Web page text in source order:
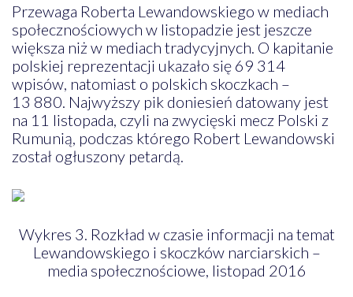
Przewaga Roberta Lewandowskiego w mediach
społecznościowych w listopadzie jest jeszcze
większa niż w mediach tradycyjnych. O kapitanie
polskiej reprezentacji ukazało się 69 314
wpisów, natomiast o polskich skoczkach –
13 880. Najwyższy pik doniesień datowany jest
na 11 listopada, czyli na zwycięski mecz Polski z
Rumunią, podczas którego Robert Lewandowski
został ogłuszony petardą.
Wykres 3. Rozkład w czasie informacji na temat
Lewandowskiego i skoczków narciarskich –
media społecznościowe, listopad 2016